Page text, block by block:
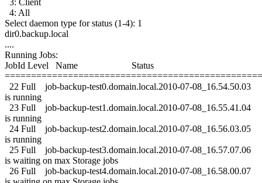
4: All
Select daemon type for status (1-4): 1
dir0.backup.local
....
Running Jobs:
JobId Level Name Status
22 Full job-backup-test0.domain.local.2010-07-08_16.54.50.03
is running
23 Full job-backup-test1.domain.local.2010-07-08_16.55.41.04
is running
24 Full job-backup-test2.domain.local.2010-07-08_16.56.03.05
is running
25 Full job-backup-test3.domain.local.2010-07-08_16.57.07.06
is waiting on max Storage jobs
26 Full job-backup-test4.domain.local.2010-07-08_16.58.00.07